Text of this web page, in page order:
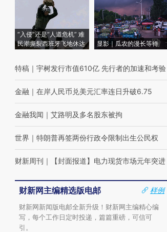
“入侵”还是“人道危机” 难
民潮撕裂西班牙飞地休达
显影｜瓜农的漫长等待
特稿 ｜ 宇树发行市值610亿 先行者的加速和考验
金融 ｜ 在岸人民币兑美元汇率连日升破6.75
金融我闻 ｜ 艾路明及多名股东被拘
世界 ｜ 特朗普再签两份行政令限制出生公民权
财新周刊 ｜ 【封面报道】电力现货市场元年突进
财新网主编精选版电邮
样例
财新网新闻版电邮全新升级！财新网主编精心编
写，每个工作日定时投递，篇篇重磅，可信可
引。